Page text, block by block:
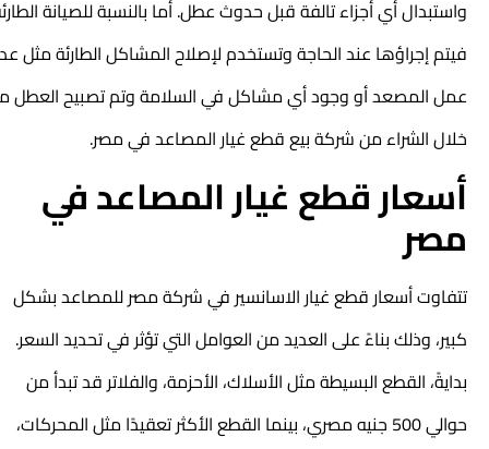
واستبدال أي أجزاء تالفة قبل حدوث عطل. أما بالنسبة للصيانة الطارئة،
فيتم إجراؤها عند الحاجة وتستخدم لإصلاح المشاكل الطارئة مثل عدم
عمل المصعد أو وجود أي مشاكل في السلامة وتم تصبيح العطل من
خلال الشراء من شركة بيع قطع غيار المصاعد في مصر.
أسعار قطع غيار المصاعد في
مصر
تتفاوتأسعار قطع غيار الاسانسيرفي شركة مصر للمصاعد بشكل
كبير، وذلك بناءً على العديد من العوامل التي تؤثر في تحديد السعر.
بدايةً، القطع البسيطة مثل الأسلاك، الأحزمة، والفلاتر قد تبدأ من
حوالي 500 جنيه مصري، بينما القطع الأكثر تعقيدًا مثل المحركات،